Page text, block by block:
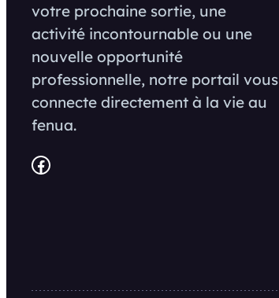
votre prochaine sortie, une
activité incontournable ou une
nouvelle opportunité
professionnelle, notre portail vous
connecte directement à la vie au
fenua.
Facebook